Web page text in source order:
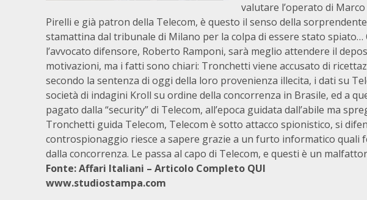
valutare l’operato di
Pirelli e già patron della Telecom, è questo il senso della
stamattina dal tribunale di Milano per la colpa di essere stato
l’avvocato difensore, Roberto Ramponi, sarà meglio attendere il
motivazioni, ma i fatti sono chiari: Tronchetti viene accusato di
secondo la sentenza di oggi della loro provenienza illecita, i dati su
società di indagini Kroll su ordine della concorrenza in Brasile, ed a
pagato dalla “security” di Telecom, all’epoca guidata dall’abile ma
Tronchetti guida Telecom, Telecom è sotto attacco spionistico, si
controspionaggio riesce a sapere grazie a un furto informatico quali
dalla concorrenza. Le passa al capo di Telecom, e questi è un
Fonte: Affari Italiani – Articolo Completo QUI
www.studiostampa.com